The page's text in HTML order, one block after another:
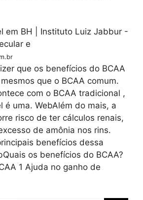
que os benefícios do BCAA
que o BCAA comum.
com o BCAA tradicional ,
é uma. WebAlém do mais, a
risco de ter cálculos renais,
de amônia nos rins.
benefícios dessa
os benefícios do BCAA?
1 Ajuda no ganho de